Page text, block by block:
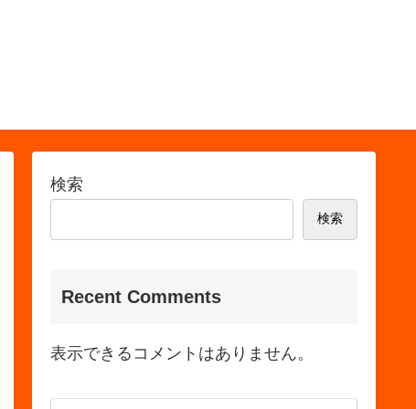
検索
検索
Recent Comments
表示できるコメントはありません。